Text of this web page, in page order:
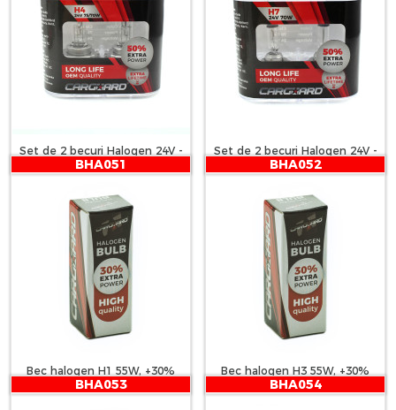
Set de 2 becuri Halogen 24V -
H4, 70W, +50% Intensitate -
Set de 2 becuri Halogen 24V -
H7, 70W, +50% Intensitate -
BHA051
Bec halogen H1 55W, +30%
intensitate - CARGUARD
BHA052
Bec halogen H3 55W, +30%
intensitate - CARGUARD
BHA053 BHA054